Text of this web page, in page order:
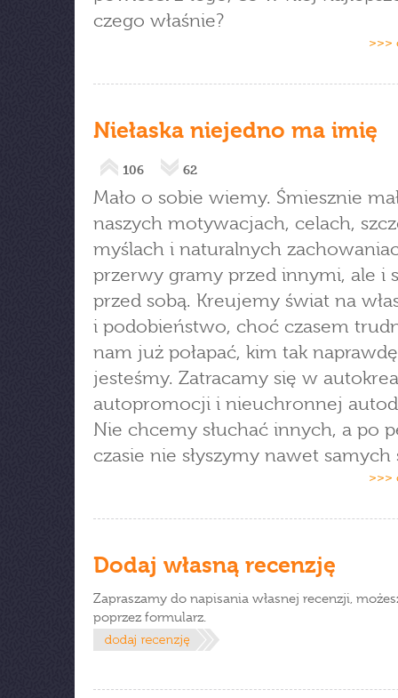
czego właśnie?
>>>
Niełaska niejedno ma imię
106 62
Mało o sobie wiemy. Śmiesznie
naszych motywacjach, celach,
myślach i naturalnych
przerwy gramy przed innymi, ale i
przed sobą. Kreujemy świat na
i podobieństwo, choć czasem
nam już połapać, kim tak naprawdę
jesteśmy. Zatracamy się w
autopromocji i nieuchronnej
Nie chcemy słuchać innych, a po
czasie nie słyszymy nawet samych
>>>
Dodaj własną recenzję
Zapraszamy do napisania własnej recenzji,
poprzez formularz.